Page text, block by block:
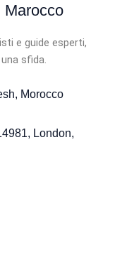
Marocco
e guide esperti,
sfida.
Morocco
London,